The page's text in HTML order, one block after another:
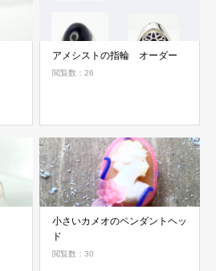
アメシストの指輪 オーダー
閲覧数：26
小さいカメオのペンダントヘッ
ド
閲覧数：30